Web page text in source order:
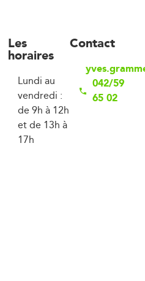
Les
horaires
Lundi au
vendredi :
de 9h à 12h
et de 13h à
17h
Contact
042/59
65 02